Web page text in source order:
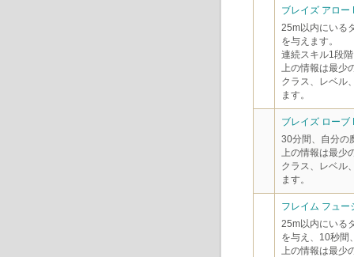
ブレイズ アロー
25m以内にいる
を与えます。
連続スキル1段階
上の情報は最少
クラス、レベル
ます。
ブレイズ ローブ
30分間、自分の
上の情報は最少
クラス、レベル
ます。
フレイム フュー
25m以内にいる
を与え、10秒間
上の情報は最少